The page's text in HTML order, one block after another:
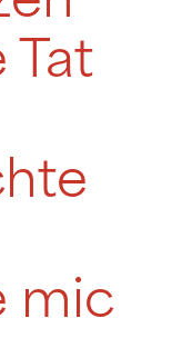
Tat
mic